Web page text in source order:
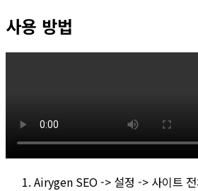
사용 방법
Airygen SEO -> 설정 -> 사이트